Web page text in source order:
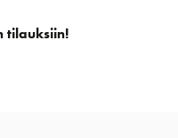
tilauksiin!